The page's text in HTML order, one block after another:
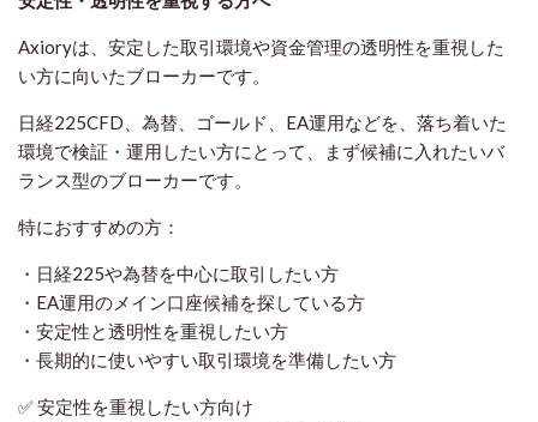
Axioryは、安定した取引環境や資金管理の透明性を重視した
い方に向いたブローカーです。
日経225CFD、為替、ゴールド、EA運用などを、落ち着いた
環境で検証・運用したい方にとって、まず候補に入れたいバ
ランス型のブローカーです。
特におすすめの方：
・日経225や為替を中心に取引したい方
・EA運用のメイン口座候補を探している方
・安定性と透明性を重視したい方
・長期的に使いやすい取引環境を準備したい方
✅ 安定性を重視したい方向け